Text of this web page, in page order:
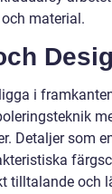
material.
i
Detaljer som
tilltalande och